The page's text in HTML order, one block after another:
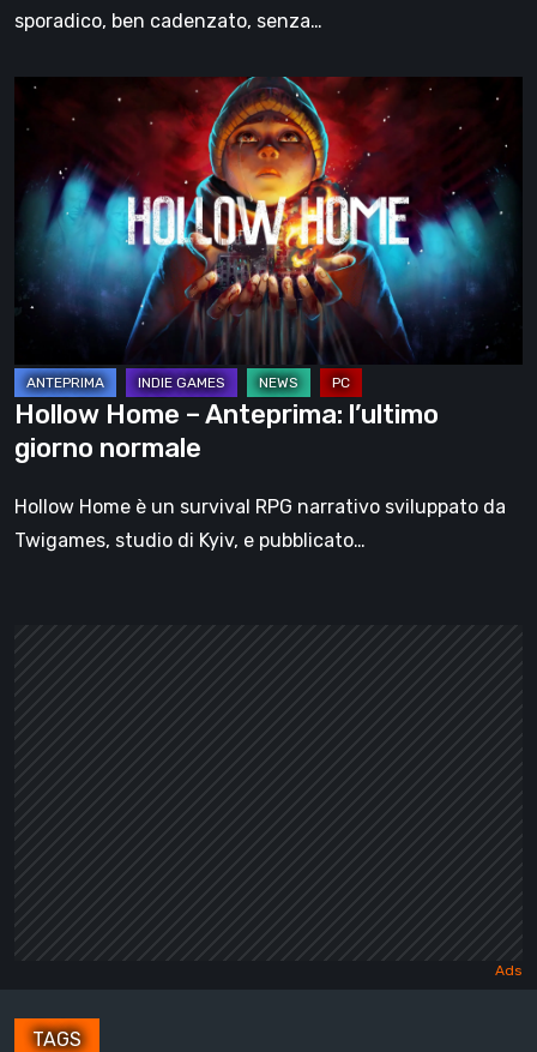
sporadico, ben cadenzato, senza…
Hollow
Home
Anteprima:
l’ultimo
giorno
normale
Hollow Home – Anteprima: l’ultimo
giorno normale
Hollow Home è un survival RPG narrativo sviluppato da
Twigames, studio di Kyiv, e pubblicato…
TAGS